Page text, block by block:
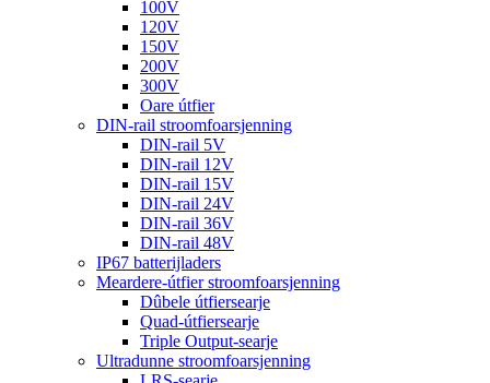
100V
120V
150V
200V
300V
Oare útfier
DIN-rail stroomfoarsjenning
DIN-rail 5V
DIN-rail 12V
DIN-rail 15V
DIN-rail 24V
DIN-rail 36V
DIN-rail 48V
IP67 batterijladers
Meardere-útfier stroomfoarsjenning
Dûbele útfiersearje
Quad-útfiersearje
Triple Output-searje
Ultradunne stroomfoarsjenning